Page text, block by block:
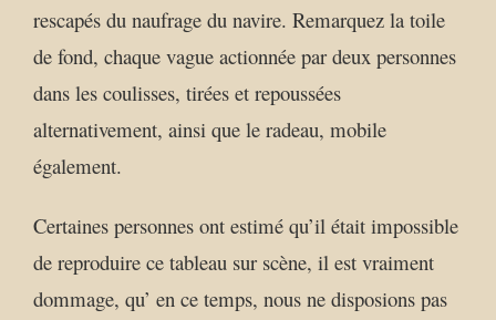
rescapés du naufrage du navire. Remarquez la toile
de fond, chaque vague actionnée par deux personnes
dans les coulisses, tirées et repoussées
alternativement, ainsi que le radeau, mobile
également.
Certaines personnes ont estimé qu’il était impossible
de reproduire ce tableau sur scène, il est vraiment
dommage, qu’ en ce temps, nous ne disposions pas